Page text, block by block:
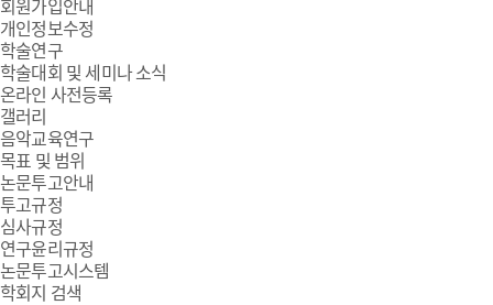
회원가입안내
개인정보수정
학술연구
학술대회 및 세미나 소식
온라인 사전등록
갤러리
음악교육연구
목표 및 범위
논문투고안내
투고규정
심사규정
연구윤리규정
논문투고시스템
학회지 검색